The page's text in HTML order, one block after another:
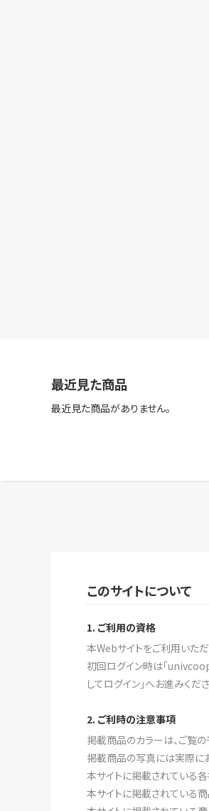
最近見た商品
最近見た商品がありません。
このサイトについて
1. ご利用の資格
本Webサイトをご利用いただ
初回ログイン時は「
してログイン」へお進みくだ
2. ご利時の注意事項
掲載商品のカラーは、ご覧
掲載商品の写真には実際に
本サイトに掲載されている
本サイトに掲載されている